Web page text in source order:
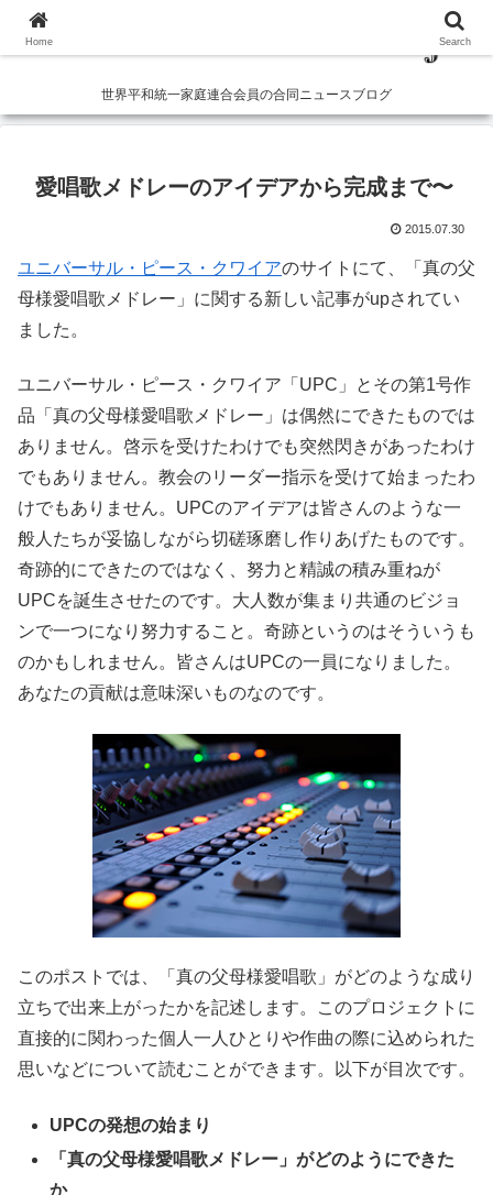
世界平和統一家庭連合会員の合同ニュースブログ
愛唱歌メドレーのアイデアから完成まで〜
2015.07.30
ユニバーサル・ピース・クワイアのサイトにて、「真の父
母様愛唱歌メドレー」に関する新しい記事がupされてい
ました。
ユニバーサル・ピース・クワイア「UPC」とその第1号作
品「真の父母様愛唱歌メドレー」は偶然にできたものでは
ありません。啓示を受けたわけでも突然閃きがあったわけ
でもありません。教会のリーダー指示を受けて始まったわ
けでもありません。UPCのアイデアは皆さんのような一
般人たちが妥協しながら切磋琢磨し作りあげたものです。
奇跡的にできたのではなく、努力と精誠の積み重ねが
UPCを誕生させたのです。大人数が集まり共通のビジョ
ンで一つになり努力すること。奇跡というのはそういうも
のかもしれません。皆さんはUPCの一員になりました。
あなたの貢献は意味深いものなのです。
このポストでは、「真の父母様愛唱歌」がどのような成り
立ちで出来上がったかを記述します。このプロジェクトに
直接的に関わった個人一人ひとりや作曲の際に込められた
思いなどについて読むことができます。以下が目次です。
UPCの発想の始まり
「真の父母様愛唱歌メドレー」がどのようにできた
か
Home Search